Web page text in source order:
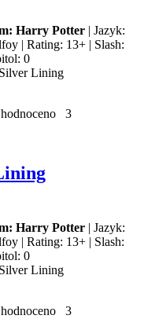
Harry Potter | Jazyk:
| Rating: 13+ | Slash:
0
Lining
3
Harry Potter | Jazyk:
| Rating: 13+ | Slash:
0
Lining
3